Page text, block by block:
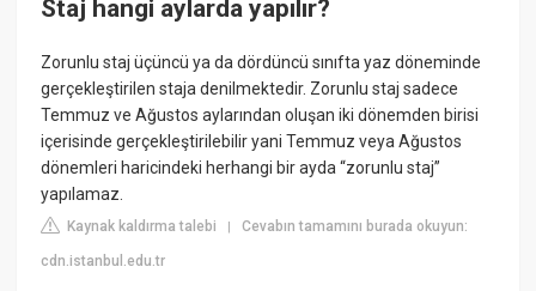
Staj hangi aylarda yapılır?
Zorunlu staj üçüncü ya da dördüncü sınıfta yaz döneminde
gerçekleştirilen staja denilmektedir. Zorunlu staj sadece
Temmuz ve Ağustos aylarından oluşan iki dönemden birisi
içerisinde gerçekleştirilebilir yani Temmuz veya Ağustos
dönemleri haricindeki herhangi bir ayda “zorunlu staj”
yapılamaz.
Kaynak kaldırma talebi |Cevabın tamamını burada okuyun:
cdn.istanbul.edu.tr